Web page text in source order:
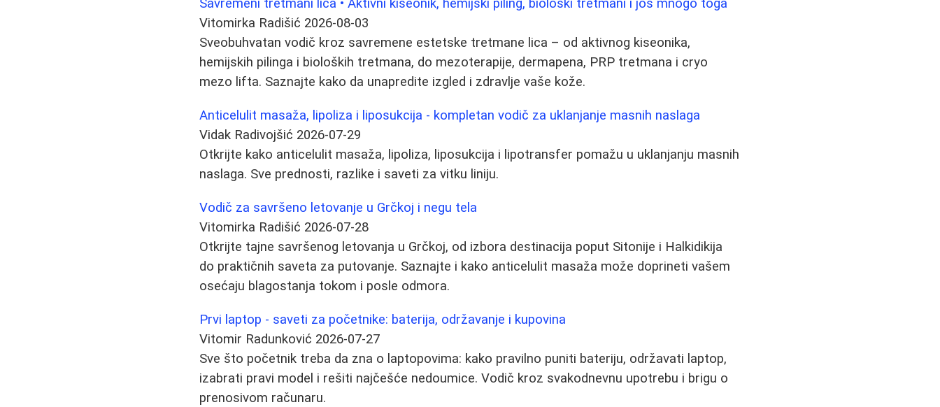
Savremeni tretmani lica • Aktivni kiseonik, hemijski piling, biološki tretmani i još mnogo toga
Vitomirka Radišić 2026-08-03
Sveobuhvatan vodič kroz savremene estetske tretmane lica – od aktivnog kiseonika,
hemijskih pilinga i bioloških tretmana, do mezoterapije, dermapena, PRP tretmana i cryo
mezo lifta. Saznajte kako da unapredite izgled i zdravlje vaše kože.
Anticelulit masaža, lipoliza i liposukcija - kompletan vodič za uklanjanje masnih naslaga
Vidak Radivojšić 2026-07-29
Otkrijte kako anticelulit masaža, lipoliza, liposukcija i lipotransfer pomažu u uklanjanju masnih
naslaga. Sve prednosti, razlike i saveti za vitku liniju.
Vodič za savršeno letovanje u Grčkoj i negu tela
Vitomirka Radišić 2026-07-28
Otkrijte tajne savršenog letovanja u Grčkoj, od izbora destinacija poput Sitonije i Halkidikija
do praktičnih saveta za putovanje. Saznajte i kako anticelulit masaža može doprineti vašem
osećaju blagostanja tokom i posle odmora.
Prvi laptop - saveti za početnike: baterija, održavanje i kupovina
Vitomir Radunković 2026-07-27
Sve što početnik treba da zna o laptopovima: kako pravilno puniti bateriju, održavati laptop,
izabrati pravi model i rešiti najčešće nedoumice. Vodič kroz svakodnevnu upotrebu i brigu o
prenosivom računaru.